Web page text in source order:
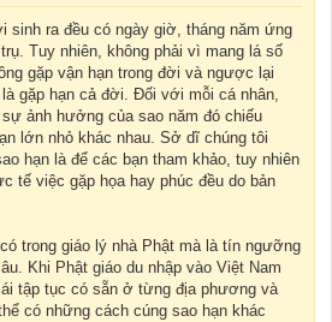
sinh ra đều có ngày giờ, tháng năm ứng
Tuy nhiên, không phải vì mang lá số
gặp vận hạn trong đời và ngược lại
gặp hạn cả đời. Đối với mỗi cá nhân,
ảnh hưởng của sao năm đó chiếu
lớn nhỏ khác nhau. Sở dĩ chúng tôi
hạn là để các bạn tham khảo, tuy nhiên
tế việc gặp họa hay phúc đều do bản
trong giáo lý nhà Phật mà là tín ngưỡng
Khi Phật giáo du nhập vào Việt Nam
tập tục có sẵn ở từng địa phương và
có những cách cúng sao hạn khác